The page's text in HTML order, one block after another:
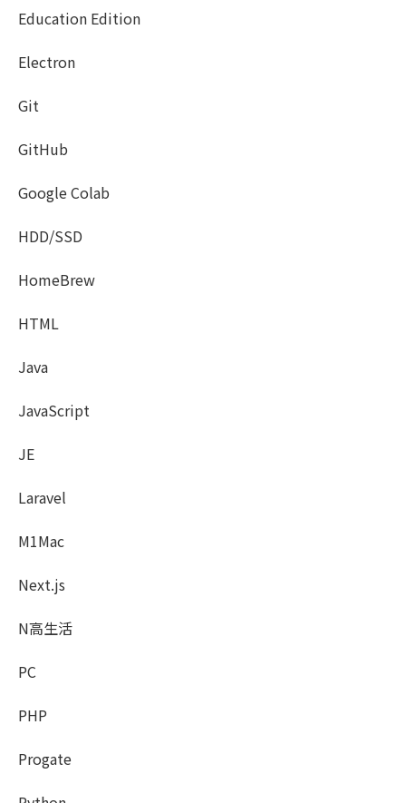
Education Edition
Electron
Git
GitHub
Google Colab
HDD/SSD
HomeBrew
HTML
Java
JavaScript
JE
Laravel
M1Mac
Next.js
N高生活
PC
PHP
Progate